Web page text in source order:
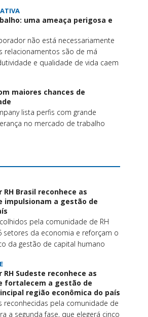
uma ameaça perigosa e
não está necessariamente
relacionamentos são de má
e qualidade de vida caem
maiores chances de
lista perfis com grande
no mercado de trabalho
RH Brasil reconhece as
impulsionam a gestão de
pela comunidade de RH
setores da economia e reforçam o
da gestão de capital humano
RH Sudeste reconhece as
fortalecem a gestão de
região econômica do país
reconhecidas pela comunidade de
a segunda fase, que elegerá cinco